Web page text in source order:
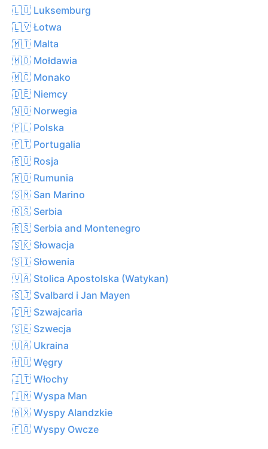
🇱🇺 Luksemburg
🇱🇻 Łotwa
🇲🇹 Malta
🇲🇩 Mołdawia
🇲🇨 Monako
🇩🇪 Niemcy
🇳🇴 Norwegia
🇵🇱 Polska
🇵🇹 Portugalia
🇷🇺 Rosja
🇷🇴 Rumunia
🇸🇲 San Marino
🇷🇸 Serbia
🇷🇸 Serbia and Montenegro
🇸🇰 Słowacja
🇸🇮 Słowenia
🇻🇦 Stolica Apostolska (Watykan)
🇸🇯 Svalbard i Jan Mayen
🇨🇭 Szwajcaria
🇸🇪 Szwecja
🇺🇦 Ukraina
🇭🇺 Węgry
🇮🇹 Włochy
🇮🇲 Wyspa Man
🇦🇽 Wyspy Alandzkie
🇫🇴 Wyspy Owcze